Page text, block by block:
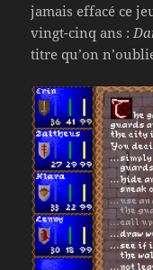
jamais effacé ce
vingt-cinq ans :
titre qu’on